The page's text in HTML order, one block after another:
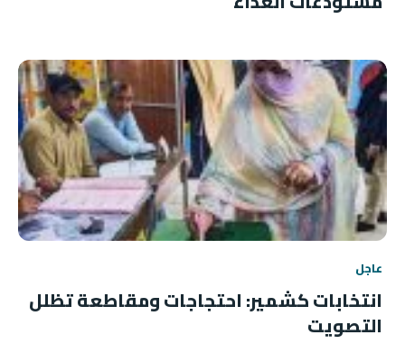
عاجل
انتخابات كشمير: احتجاجات ومقاطعة تظلل
التصويت